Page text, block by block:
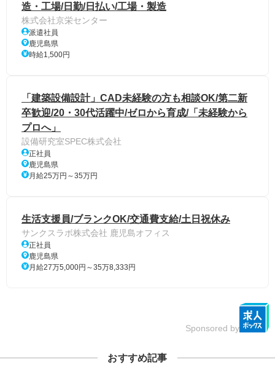
造・工場/日勤/日払い/工場・製造
株式会社京栄センター
派遣社員
鹿児島県
時給1,500円
「建築設備設計」CAD未経験の方も相談OK/第二新
卒歓迎/20・30代活躍中/ゼロから育成/「未経験から
プロへ」
設備研究室SPEC株式会社
正社員
鹿児島県
月給25万円～35万円
生活支援員/ブランクOK/交通費支給/土日祝休み
サンクスラボ株式会社 鹿児島オフィス
正社員
鹿児島県
月給27万5,000円～35万8,333円
Sponsored by
おすすめ記事